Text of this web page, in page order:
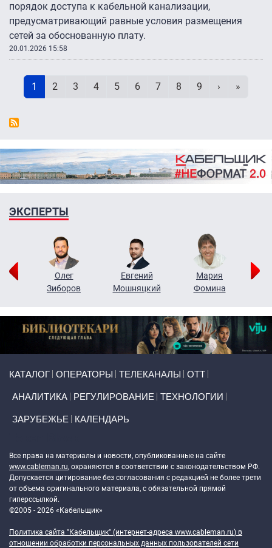
порядок доступа к кабельной канализации,
предусматривающий равные условия размещения
сетей за обоснованную плату.
20.01.2026 15:58
Текущая страница
1 Page
2 Page
3 Page
4 Page
5 Page
6 Page
7 Page
8 Page
9 Следующая
› »
ЭКСПЕРТЫ
Олег
Зиборов
Евгений
Мошняцкий
Мария
Фомина
КАТАЛОГ ОПЕРАТОРЫ ТЕЛЕКАНАЛЫ ОТТ
АНАЛИТИКА РЕГУЛИРОВАНИЕ ТЕХНОЛОГИИ
ЗАРУБЕЖЬЕ КАЛЕНДАРЬ
Все права на материалы и новости, опубликованные на сайте
www.cableman.ru, охраняются в соответствии с законодательством РФ.
Допускается цитирование без согласования с редакцией не более трети
от объема оригинального материала, с обязательной прямой
гиперссылкой.
©2005 - 2026 «Кабельщик»
Политика сайта "Кабельщик" (интернет-адреса www.cableman.ru) в
отношении обработки персональных данных пользователей сети